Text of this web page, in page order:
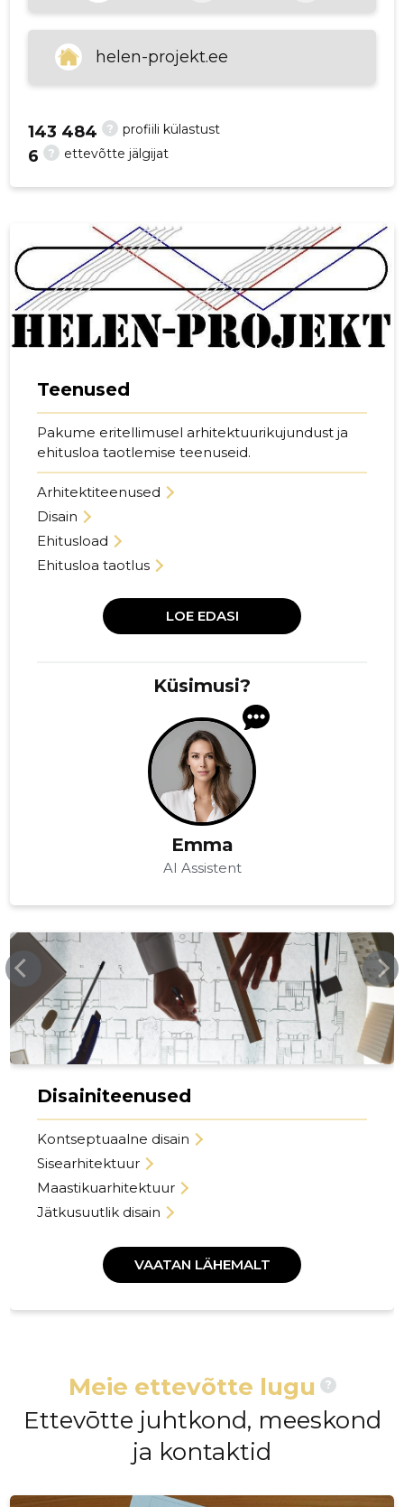
VAATA ROHKEM
helen-projekt.ee
? profiili külastust
143 484
? ettevõtte jälgijat
6
Teenused
Pakume eritellimusel arhitektuurikujundust ja
ehitusloa taotlemise teenuseid.
Arhitektiteenused
Disain
Ehitusload
Ehitusloa taotlus
LOE EDASI
Küsimusi?
Emma
AI Assistent
HELEN-PROJEKT.EE
Disainiteenused
Kontseptuaalne disain
Sisearhitektuur
Maastikuarhitektuur
Jätkusuutlik disain
VAATAN LÄHEMALT
Meie ettevõtte lugu ?
Ettevōtte juhtkond, meeskond
ja kontaktid